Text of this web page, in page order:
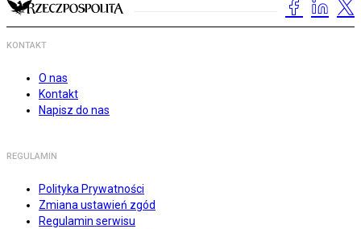
KONTAKT
O nas
Kontakt
Napisz do nas
REGULAMIN
Polityka Prywatności
Zmiana ustawień zgód
Regulamin serwisu